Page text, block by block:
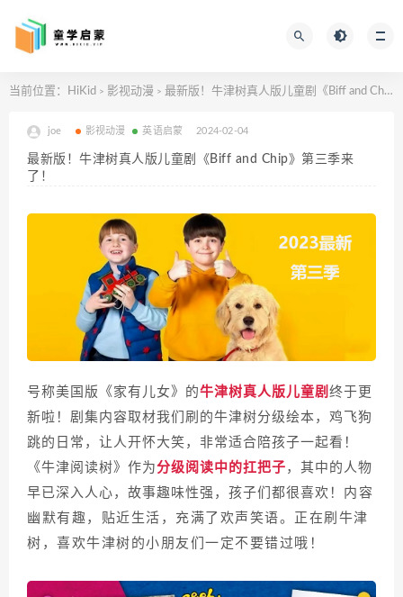
当前位置： HiKid > 影视动漫 > 最新版！牛津树真人版儿童剧《Biff and Chip》第三季来了！
joe 影视动漫 英语启蒙 2024-02-04
最新版！牛津树真人版儿童剧《Biff and Chip》第三季来
了！
号称美国版《家有儿女》的牛津树真人版儿童剧终于更
新啦！剧集内容取材我们刷的牛津树分级绘本，鸡飞狗
跳的日常，让人开怀大笑，非常适合陪孩子一起看！
《牛津阅读树》作为分级阅读中的扛把子，其中的人物
早已深入人心，故事趣味性强，孩子们都很喜欢！ 内容
幽默有趣，贴近生活，充满了欢声笑语。正在刷牛津
树，喜欢牛津树的小朋友们一定不要错过哦！